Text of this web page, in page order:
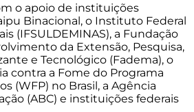
o apoio de instituições
Binacional, o Instituto Federal
(IFSULDEMINAS), a Fundação
da Extensão, Pesquisa,
e Tecnológico (Fadema), o
contra a Fome do Programa
(WFP) no Brasil, a Agência
(ABC) e instituições federais